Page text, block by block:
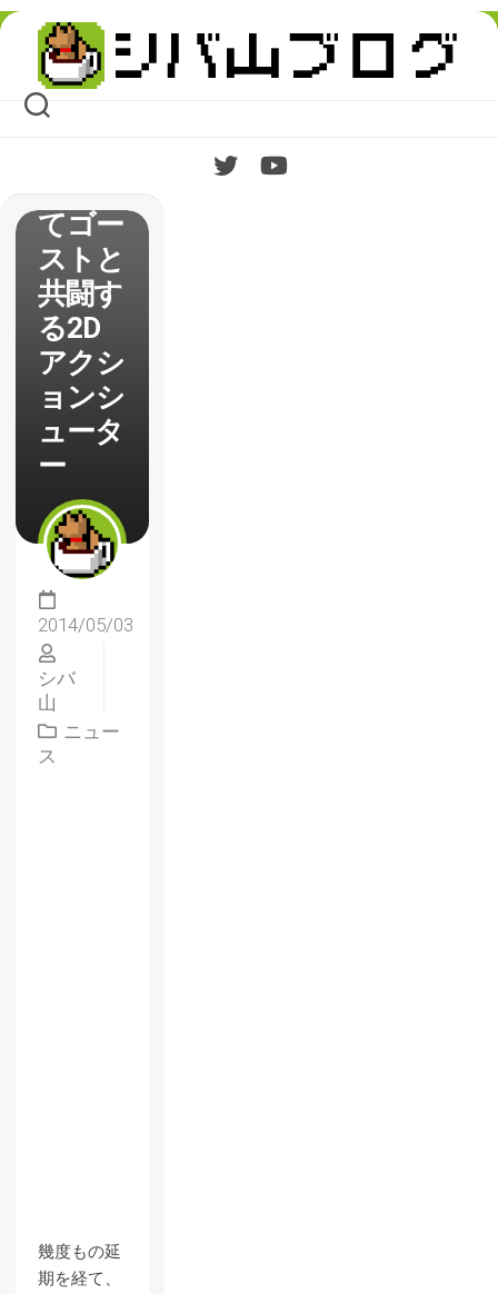
Skip
content
日が5
月14日
に決
定 時
き戻し
てゴー
ストと
共闘す
る2D
アクシ
ョンシ
ュータ
ー
2014/05/03
シバ
山
ニュー
ス
幾度もの延
期を経て、